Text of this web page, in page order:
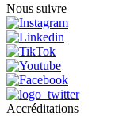
Nous suivre
Accréditations